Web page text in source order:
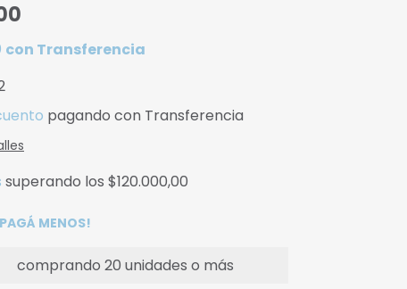
con Transferencia
pagando con Transferencia
superando los $120.000,00
MENOS!
comprando 20 unidades o más